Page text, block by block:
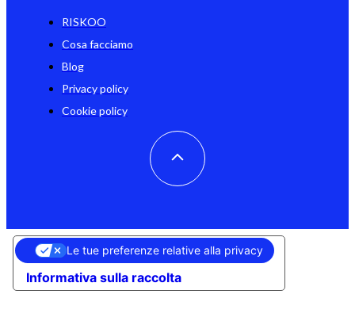
RISKOO
Cosa facciamo
Blog
Privacy policy
Cookie policy
Informativa sulla raccolta
Le tue preferenze relative alla privacy